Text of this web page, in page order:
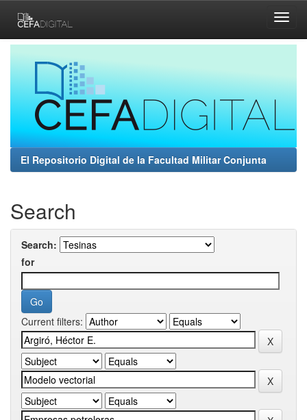
navigation
El Repositorio Digital de la Facultad Militar Conjunta
Search
Search:
for
Current filters: